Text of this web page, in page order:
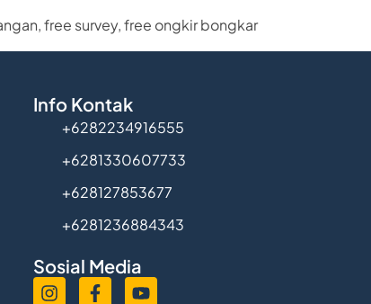
free survey, free ongkir bongkar
Info Kontak
+6282234916555
+6281330607733
+628127853677
+6281236884343
Sosial Media